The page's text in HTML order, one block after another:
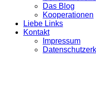
Das Blog
Kooperationen
Liebe Links
Kontakt
Impressum